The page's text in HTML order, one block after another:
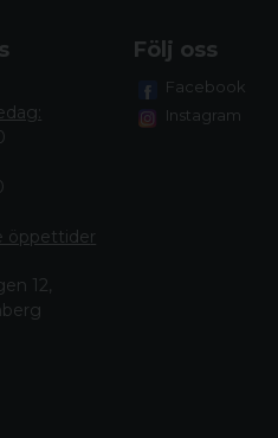
öppettider
12,
Följ oss
Facebook
Instagram